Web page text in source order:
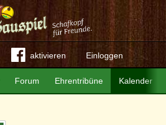
aktivieren Einloggen
Forum Ehrentribüne Kalender